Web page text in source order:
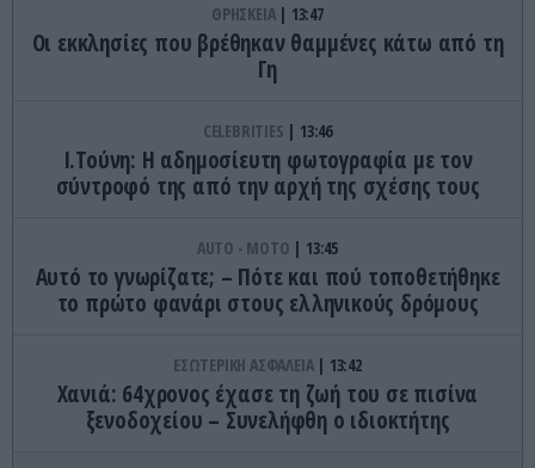
ΘΡΗΣΚΕΙΑ 13:47
Οι εκκλησίες που βρέθηκαν θαμμένες κάτω από τη
Γη
CELEBRITIES 13:46
Ι.Τούνη: Η αδημοσίευτη φωτογραφία με τον
σύντροφό της από την αρχή της σχέσης τους
AUTO - MOTO 13:45
Αυτό το γνωρίζατε; – Πότε και πού τοποθετήθηκε
το πρώτο φανάρι στους ελληνικούς δρόμους
ΕΣΩΤΕΡΙΚΗ ΑΣΦΑΛΕΙΑ 13:42
Χανιά: 64χρονος έχασε τη ζωή του σε πισίνα
ξενοδοχείου – Συνελήφθη ο ιδιοκτήτης